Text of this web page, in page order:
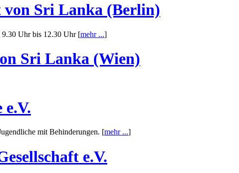
von Sri Lanka (Berlin)
9.30 Uhr bis 12.30 Uhr [mehr ...]
Sri Lanka (Wien)
mit Behinderungen. [mehr ...]
e.V.